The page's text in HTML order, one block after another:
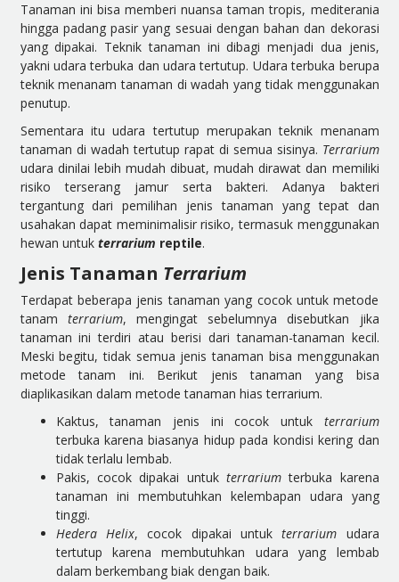
Tanaman ini bisa memberi nuansa taman tropis, mediterania
hingga padang pasir yang sesuai dengan bahan dan dekorasi
yang dipakai. Teknik tanaman inidibagi menjadi dua jenis,
yakni udara terbuka dan udara tertutup. Udara terbuka berupa
teknik menanam tanaman di wadah yang tidak menggunakan
penutup.
Sementara ituudara tertutup merupakan teknik menanam
tanaman di wadah tertutup rapat di semua sisinya. Terrarium
udara dinilai lebih mudah dibuat, mudah dirawat dan memiliki
risiko terserang jamur serta bakteri. Adanya bakteri
tergantung dari pemilihan jenis tanaman yang tepat dan
usahakan dapat meminimalisir risiko, termasuk menggunakan
hewan untuk terrarium reptile.
Jenis Tanaman Terrarium
Terdapat beberapa jenis tanaman yang cocok untuk metode
tanam terrarium, mengingat sebelumnya disebutkan jika
tanaman ini terdiri atau berisi dari tanaman-tanaman kecil.
Meski begitu, tidak semua jenis tanaman bisa menggunakan
metode tanam ini. Berikut jenis tanaman yang bisa
diaplikasikan dalam metode tanaman hias terrarium.
Kaktus, tanaman jenis ini cocok untuk terrarium
terbuka karena biasanya hidup pada kondisi kering dan
tidak terlalu lembab.
Pakis, cocok dipakai untuk terrariumterbuka karena
tanaman ini membutuhkan kelembapan udara yang
tinggi.
Hedera Helix, cocok dipakai untukterrarium udara
tertutup karena membutuhkan udara yang lembab
dalam berkembang biak dengan baik.